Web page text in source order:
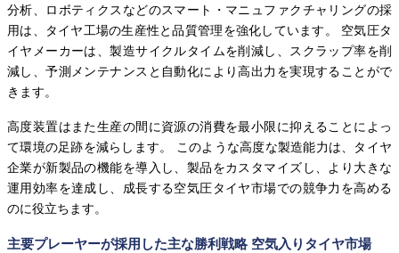
分析、ロボティクスなどのスマート・マニュファクチャリングの採
用は、タイヤ工場の生産性と品質管理を強化しています。 空気圧タ
イヤメーカーは、製造サイクルタイムを削減し、スクラップ率を削
減し、予測メンテナンスと自動化により高出力を実現することがで
きます。
高度装置はまた生産の間に資源の消費を最小限に抑えることによっ
て環境の足跡を減らします。 このような高度な製造能力は、タイヤ
企業が新製品の機能を導入し、製品をカスタマイズし、より大きな
運用効率を達成し、成長する空気圧タイヤ市場での競争力を高める
のに役立ちます。
主要プレーヤーが採用した主な勝利戦略 空気入りタイヤ市場